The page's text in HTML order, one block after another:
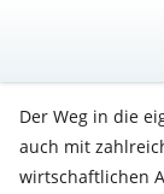
Qualität
Der Weg in die
auch mit
wirtschaftlichen